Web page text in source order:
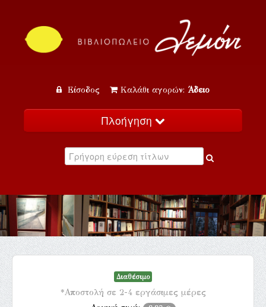
Είσοδος Καλάθι αγορών: Άδειο
Πλοήγηση
Κατάλογος
Εκδηλώσεις
Επικοινωνία
Διαθέσιμο
*Αποστολή σε 2-4 εργάσιμες μέρες